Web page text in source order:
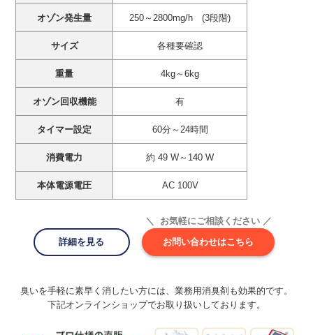
オゾン発生量 250～2800mg/h (3段階)
サイズ 各種要確認
重量 4kg～6kg
オゾン回収機能 有
タイマー設定 60分～24時間
消費電力 約 49 W～140 W
本体電源電圧 AC 100V
＼ お気軽にご相談ください ／
詳細を見る
お問い合わせはこちら
臭いを手軽に素早く消したい方には、業務用消臭剤も効果的です。
下記オンラインショップでお取り扱いしております。